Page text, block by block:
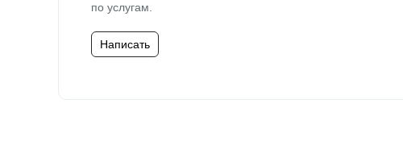
по услугам.
Написать